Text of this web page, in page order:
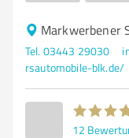
Markwerbener
Tel. 03443 29030
rsautomobile-blk.de/
12